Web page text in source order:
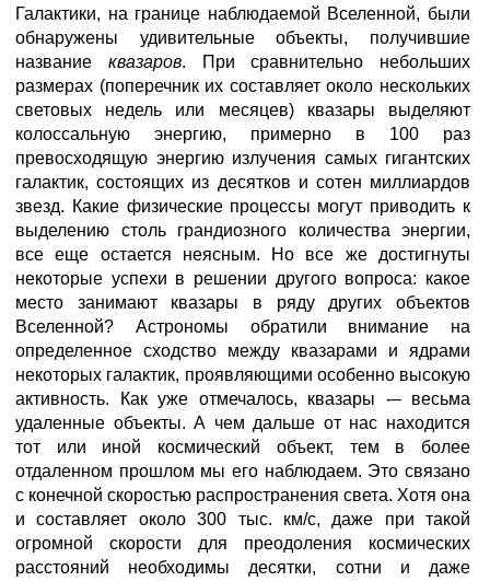
Галактики, на границе наблюдаемой Вселенной, были
обнаружены удивительные объекты, получившие
название квазаров. При сравнительно небольших
размерах (поперечник их составляет около нескольких
световых недель или месяцев) квазары выделяют
колоссальную энергию, примерно в 100 раз
превосходящую энергию излучения самых гигантских
галактик, состоящих из десятков и сотен миллиардов
звезд. Какие физические процессы могут приводить к
выделению столь грандиозного количества энергии,
все еще остается неясным. Но все же достигнуты
некоторые успехи в решении другого вопроса: какое
место занимают квазары в ряду других объектов
Вселенной? Астрономы обратили внимание на
определенное сходство между квазарами и ядрами
некоторых галактик, проявляющими особенно высокую
активность. Как уже отмечалось, квазары -– весьма
удаленные объекты. А чем дальше от нас находится
тот или иной космический объект, тем в более
отдаленном прошлом мы его наблюдаем. Это связано
с конечной скоростью распространения света. Хотя она
и составляет около 300 тыс. км/с, даже при такой
огромной скорости для преодоления космических
расстояний необходимы десятки, сотни и даже